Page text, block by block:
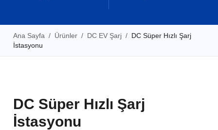
Ana Sayfa / Ürünler / DC EV Şarj / DC Süper Hızlı Şarj
İstasyonu
DC Süper Hızlı Şarj
İstasyonu